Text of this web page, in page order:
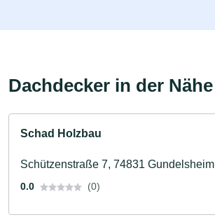
Dachdecker in der Nähe
Schad Holzbau
Schützenstraße 7, 74831 Gundelsheim
0.0 (0)